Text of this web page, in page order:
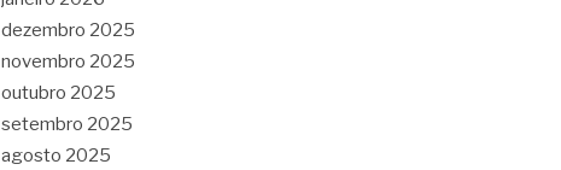
dezembro 2025
novembro 2025
outubro 2025
setembro 2025
agosto 2025